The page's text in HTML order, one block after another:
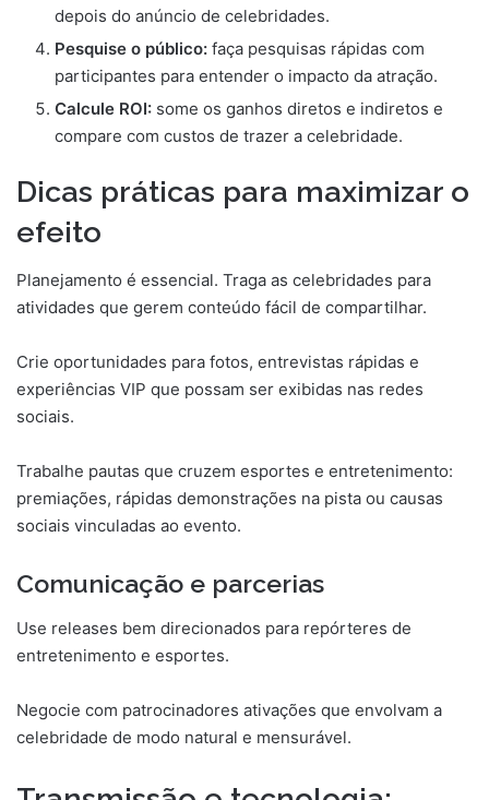
depois do anúncio de celebridades.
Pesquise o público: faça pesquisas rápidas com
participantes para entender o impacto da atração.
Calcule ROI: some os ganhos diretos e indiretos e
compare com custos de trazer a celebridade.
Dicas práticas para maximizar o
efeito
Planejamento é essencial. Traga as celebridades para
atividades que gerem conteúdo fácil de compartilhar.
Crie oportunidades para fotos, entrevistas rápidas e
experiências VIP que possam ser exibidas nas redes
sociais.
Trabalhe pautas que cruzem esportes e entretenimento:
premiações, rápidas demonstrações na pista ou causas
sociais vinculadas ao evento.
Comunicação e parcerias
Use releases bem direcionados para repórteres de
entretenimento e esportes.
Negocie com patrocinadores ativações que envolvam a
celebridade de modo natural e mensurável.